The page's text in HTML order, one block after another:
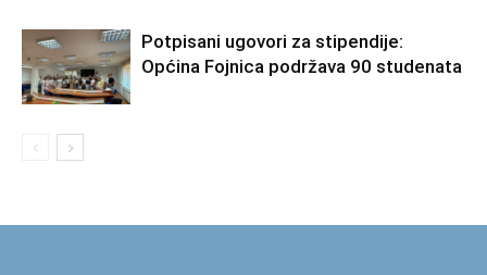
Potpisani ugovori za stipendije:
Općina Fojnica podržava 90 studenata